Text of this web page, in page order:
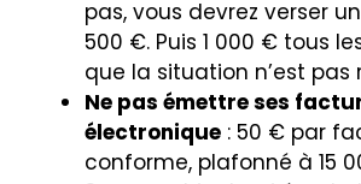
pas, vous devrez verser
500 €. Puis 1 000 € tous
que la situation n’est pas
Ne pas émettre ses
électronique : 50 € par
conforme, plafonné à 15